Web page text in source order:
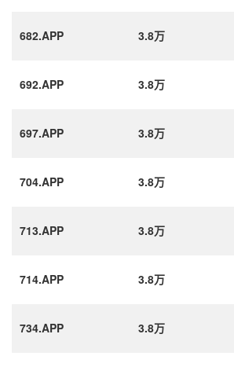
682.APP 3.8万
692.APP 3.8万
697.APP 3.8万
704.APP 3.8万
713.APP 3.8万
714.APP 3.8万
734.APP 3.8万